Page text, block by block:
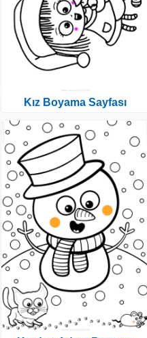
Kız Boyama Sayfası